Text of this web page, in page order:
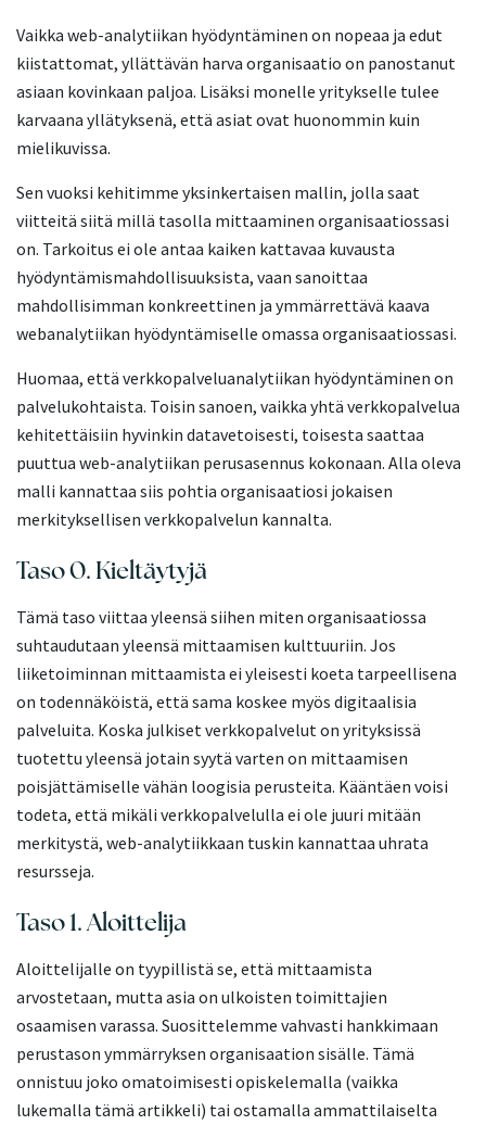
Vaikka web-analytiikan hyödyntäminen on nopeaa ja edut
kiistattomat, yllättävän harva organisaatio on panostanut
asiaan kovinkaan paljoa. Lisäksi monelle yritykselle tulee
karvaana yllätyksenä, että asiat ovat huonommin kuin
mielikuvissa.
Sen vuoksi kehitimme yksinkertaisen mallin, jolla saat
viitteitä siitä millä tasolla mittaaminen organisaatiossasi
on. Tarkoitus ei ole antaa kaiken kattavaa kuvausta
hyödyntämismahdollisuuksista, vaan sanoittaa
mahdollisimman konkreettinen ja ymmärrettävä kaava
webanalytiikan hyödyntämiselle omassa organisaatiossasi.
Huomaa, että verkkopalveluanalytiikan hyödyntäminen on
palvelukohtaista. Toisin sanoen, vaikka yhtä verkkopalvelua
kehitettäisiin hyvinkin datavetoisesti, toisesta saattaa
puuttua web-analytiikan perusasennus kokonaan. Alla oleva
malli kannattaa siis pohtia organisaatiosi jokaisen
merkityksellisen verkkopalvelun kannalta.
Taso 0. Kieltäytyjä
Tämä taso viittaa yleensä siihen miten organisaatiossa
suhtaudutaan yleensä mittaamisen kulttuuriin. Jos
liiketoiminnan mittaamista ei yleisesti koeta tarpeellisena
on todennäköistä, että sama koskee myös digitaalisia
palveluita. Koska julkiset verkkopalvelut on yrityksissä
tuotettu yleensä jotain syytä varten on mittaamisen
poisjättämiselle vähän loogisia perusteita. Kääntäen voisi
todeta, että mikäli verkkopalvelulla ei ole juuri mitään
merkitystä, web-analytiikkaan tuskin kannattaa uhrata
resursseja.
Taso 1. Aloittelija
Aloittelijalle on tyypillistä se, että mittaamista
arvostetaan, mutta asia on ulkoisten toimittajien
osaamisen varassa. Suosittelemme vahvasti hankkimaan
perustason ymmärryksen organisaation sisälle. Tämä
onnistuu joko omatoimisesti opiskelemalla (vaikka
lukemalla tämä artikkeli) tai ostamalla ammattilaiselta